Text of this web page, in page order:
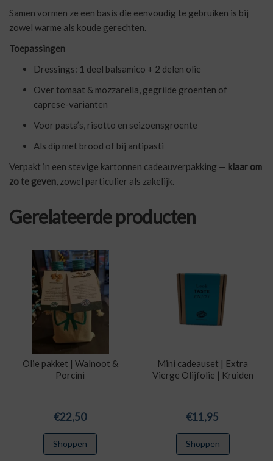
Samen vormen ze een basis die eenvoudig te gebruiken is bij
zowel warme als koude gerechten.
Toepassingen
Dressings: 1 deel balsamico + 2 delen olie
Over tomaat & mozzarella, gegrilde groenten of
caprese-varianten
Voor pasta’s, risotto en seizoensgroente
Als dip met brood of bij antipasti
Verpakt in een stevige kartonnen cadeauverpakking — klaar om
zo te geven, zowel particulier als zakelijk.
Gerelateerde producten
Olie pakket | Walnoot &
Porcini
€22,50
Shoppen
Mini cadeauset | Extra
Vierge Olijfolie | Kruiden
€11,95
Shoppen